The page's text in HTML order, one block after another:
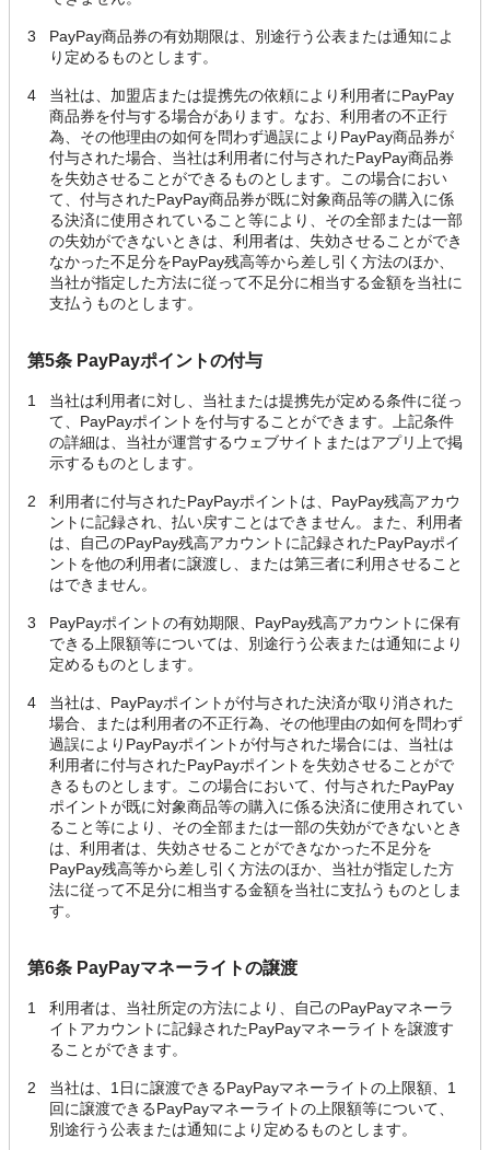
3
PayPay商品券の有効期限は、別途行う公表または通知によ
り定めるものとします。
4
当社は、加盟店または提携先の依頼により利用者にPayPay
商品券を付与する場合があります。なお、利用者の不正行
為、その他理由の如何を問わず過誤によりPayPay商品券が
付与された場合、当社は利用者に付与されたPayPay商品券
を失効させることができるものとします。この場合におい
て、付与されたPayPay商品券が既に対象商品等の購入に係
る決済に使用されていること等により、その全部または一部
の失効ができないときは、利用者は、失効させることができ
なかった不足分をPayPay残高等から差し引く方法のほか、
当社が指定した方法に従って不足分に相当する金額を当社に
支払うものとします。
第5条 PayPayポイントの付与
1
当社は利用者に対し、当社または提携先が定める条件に従っ
て、PayPayポイントを付与することができます。上記条件
の詳細は、当社が運営するウェブサイトまたはアプリ上で掲
示するものとします。
2
利用者に付与されたPayPayポイントは、PayPay残高アカウ
ントに記録され、払い戻すことはできません。また、利用者
は、自己のPayPay残高アカウントに記録されたPayPayポイ
ントを他の利用者に譲渡し、または第三者に利用させること
はできません。
3
PayPayポイントの有効期限、PayPay残高アカウントに保有
できる上限額等については、別途行う公表または通知により
定めるものとします。
4
当社は、PayPayポイントが付与された決済が取り消された
場合、または利用者の不正行為、その他理由の如何を問わず
過誤によりPayPayポイントが付与された場合には、当社は
利用者に付与されたPayPayポイントを失効させることがで
きるものとします。この場合において、付与されたPayPay
ポイントが既に対象商品等の購入に係る決済に使用されてい
ること等により、その全部または一部の失効ができないとき
は、利用者は、失効させることができなかった不足分を
PayPay残高等から差し引く方法のほか、当社が指定した方
法に従って不足分に相当する金額を当社に支払うものとしま
す。
第6条 PayPayマネーライトの譲渡
1
利用者は、当社所定の方法により、自己のPayPayマネーラ
イトアカウントに記録されたPayPayマネーライトを譲渡す
ることができます。
2
当社は、1日に譲渡できるPayPayマネーライトの上限額、1
回に譲渡できるPayPayマネーライトの上限額等について、
別途行う公表または通知により定めるものとします。